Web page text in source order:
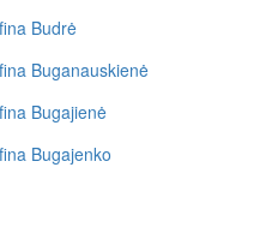
Budrė
Buganauskienė
Bugajienė
Bugajenko